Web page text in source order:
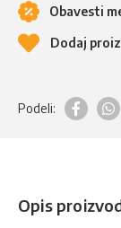
Obavesti
Dodaj
Podeli:
Opis